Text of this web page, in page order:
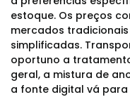
estoque. Os preços
mercados
simplificadas.
oportuno a
geral, a mistura de
a fonte digital vá para